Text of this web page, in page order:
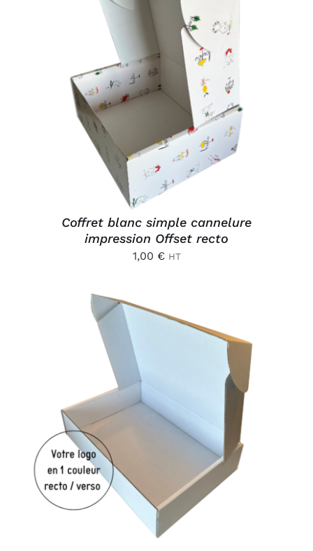
AJOUTER AU PANIER
DÉTAILS
Coffret blanc simple cannelure
impression Offset recto
1,00 € HT
AJOUTER AU PANIER
DÉTAILS